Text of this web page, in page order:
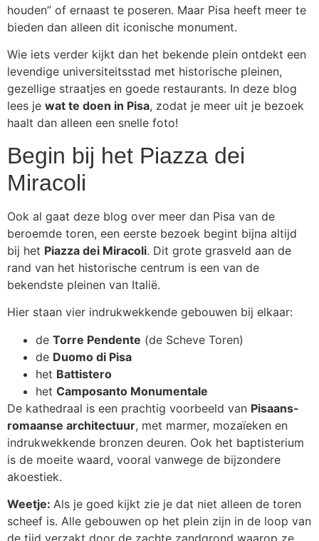
houden” of ernaast te poseren. Maar Pisa heeft meer te
bieden dan alleen dit iconische monument.
Wie iets verder kijkt dan het bekende plein ontdekt een
levendige universiteitsstad met historische pleinen,
gezellige straatjes en goede restaurants. In deze blog
lees je wat te doen in Pisa, zodat je meer uit je bezoek
haalt dan alleen een snelle foto!
Begin bij het Piazza dei
Miracoli
Ook al gaat deze blog over meer dan Pisa van de
beroemde toren, een eerste bezoek begint bijna altijd
bij het Piazza dei Miracoli. Dit grote grasveld aan de
rand van het historische centrum is een van de
bekendste pleinen van Italië.
Hier staan vier indrukwekkende gebouwen bij elkaar:
de Torre Pendente (de Scheve Toren)
de Duomo di Pisa
het Battistero
het Camposanto Monumentale
De kathedraal is een prachtig voorbeeld van Pisaans-
romaanse architectuur, met marmer, mozaïeken en
indrukwekkende bronzen deuren. Ook het baptisterium
is de moeite waard, vooral vanwege de bijzondere
akoestiek.
Weetje: Als je goed kijkt zie je dat niet alleen de toren
scheef is. Alle gebouwen op het plein zijn in de loop van
de tijd verzakt door de zachte zandgrond waarop ze